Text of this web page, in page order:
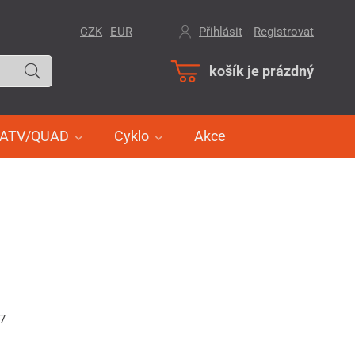
košík je prázdný
ATV/QUAD Cyklo Akce
CZK EUR Přihlásit Registrovat